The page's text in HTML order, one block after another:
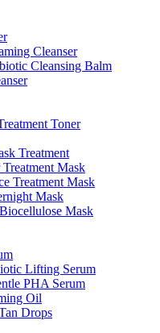
Cleanser
Cleansing Balm
Toner
Treatment
Mask
Treatment Mask
Mask
Mask
Lifting Serum
PHA Serum
Oil
Drops